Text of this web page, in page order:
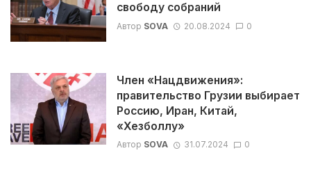
свободу собраний
Автор SOVA 20.08.2024 0
Член «Нацдвижения»:
правительство Грузии выбирает
Россию, Иран, Китай,
«Хезболлу»
Автор SOVA 31.07.2024 0